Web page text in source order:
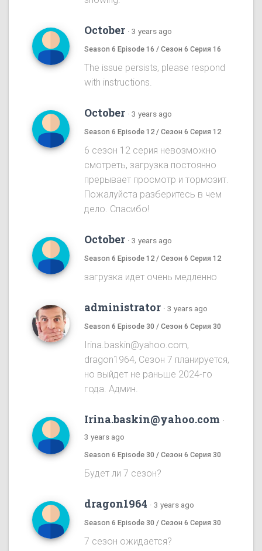
October · 3 years ago
Season 6 Episode 16 / Сезон 6 Серия 16
The issue persists, please respond
with instructions.
October · 3 years ago
Season 6 Episode 12 / Сезон 6 Серия 12
6 сезон 12 серия невозможно
смотреть, загрузка постоянно
прерывает просмотр и тормозит.
Пожалуйста разберитесь в чем
дело. Спасибо!
October · 3 years ago
Season 6 Episode 12 / Сезон 6 Серия 12
загрузка идет очень медленно
administrator · 3 years ago
Season 6 Episode 30 / Сезон 6 Серия 30
Irina.baskin@yahoo.com,
dragon1964, Сезон 7 планируется,
но выйдет не раньше 2024-го
года. Админ.
Irina.baskin@yahoo.com ·
3 years ago
Season 6 Episode 30 / Сезон 6 Серия 30
Будет ли 7 сезон?
dragon1964 · 3 years ago
Season 6 Episode 30 / Сезон 6 Серия 30
7 сезон ожидается?